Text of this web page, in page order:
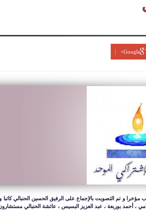
Google+
و تم التصويت بالإجماع على الرفيق الحسين الحنبالي كاتبا
، أحمد بوربعة ، عبد العزيز البسيس ، عائشة الحنبالي